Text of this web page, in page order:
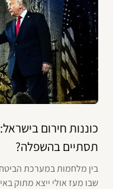
כוננות חירום
תסתיים בהשפלה?
בין מלחמות במערכת
שבו מעז אולי ייצא מתוק